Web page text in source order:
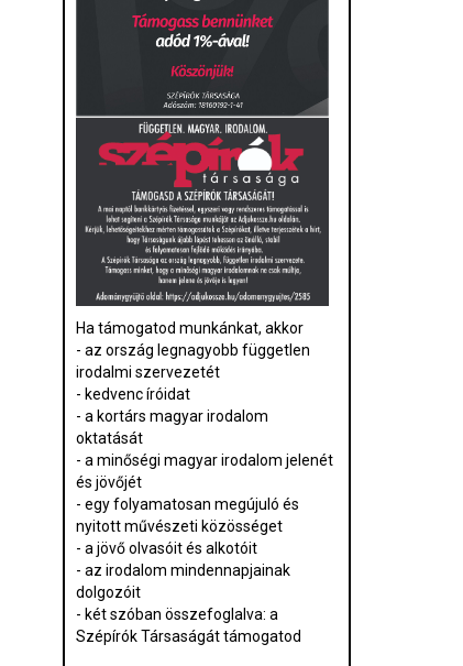
Ha támogatod munkánkat, akkor
- az ország legnagyobb független
irodalmi szervezetét
- kedvenc íróidat
- a kortárs magyar irodalom
oktatását
- a minőségi magyar irodalom jelenét
és jövőjét
- egy folyamatosan megújuló és
nyitott művészeti közösséget
- a jövő olvasóit és alkotóit
- az irodalom mindennapjainak
dolgozóit
- két szóban összefoglalva: a
Szépírók Társaságát támogatod